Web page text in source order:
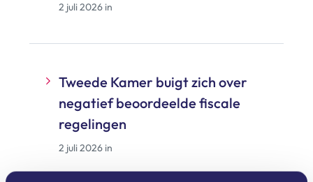
2 juli 2026 in
Tweede Kamer buigt zich over
negatief beoordeelde fiscale
regelingen
2 juli 2026 in